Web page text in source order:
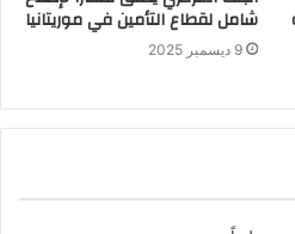
شامل لقطاع التأمين في موريتانيا
9 ديسمبر 2025